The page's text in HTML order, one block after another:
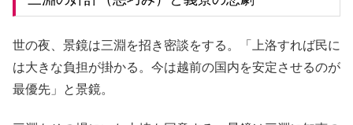
世の夜、景鏡は三淵を招き密談をする。「上洛すれば民に
は大きな負担が掛かる。今は越前の国内を安定させるのが
最優先」と景鏡。